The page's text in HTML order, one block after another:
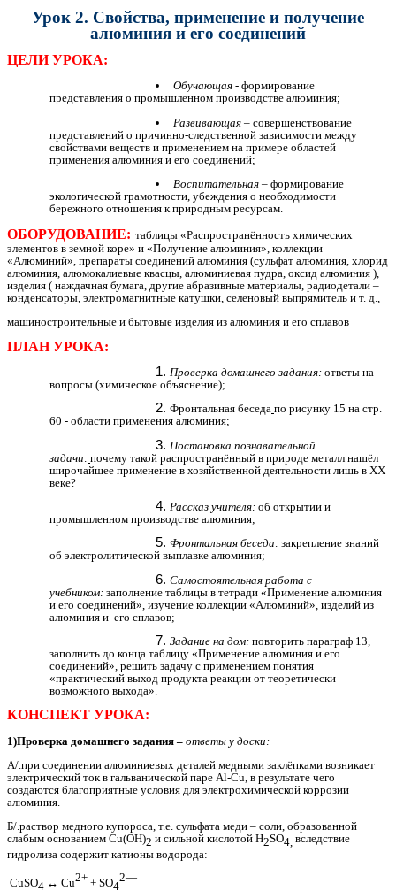
Урок 2. Свойства, применение и получение
алюминия и его соединений
ЦЕЛИ УРОКА:
Обучающая - формирование
представления о промышленном производстве алюминия;
Развивающая – совершенствование
представлений о причинно-следственной зависимости между
свойствами веществ и применением на примере областей
применения алюминия и его соединений;
Воспитательная – формирование
экологической грамотности, убеждения о необходимости
бережного отношения к природным ресурсам.
ОБОРУДОВАНИЕ: таблицы «Распространённость химических
элементов в земной коре» и «Получение алюминия», коллекции
«Алюминий», препараты соединений алюминия (сульфат алюминия, хлорид
алюминия, алюмокалиевые квасцы, алюминиевая пудра, оксид алюминия ),
изделия ( наждачная бумага, другие абразивные материалы, радиодетали –
конденсаторы, электромагнитные катушки, селеновый выпрямитель и т. д.,
машиностроительные и бытовые изделия из алюминия и его сплавов
ПЛАН УРОКА:
Проверка домашнего задания: ответы на
вопросы (химическое объяснение);
Фронтальная беседа по рисунку 15 на стр.
60 - области применения алюминия;
Постановка познавательной
задачи: почему такой распространённый в природе металл нашёл
широчайшее применение в хозяйственной деятельности лишь в ХХ
веке?
Рассказ учителя: об открытии и
промышленном производстве алюминия;
Фронтальная беседа: закрепление знаний
об электролитической выплавке алюминия;
Самостоятельная работа с
учебником: заполнение таблицы в тетради «Применение алюминия
и его соединений», изучение коллекции «Алюминий», изделий из
алюминия и его сплавов;
Задание на дом: повторить параграф 13,
заполнить до конца таблицу «Применение алюминия и его
соединений», решить задачу с применением понятия
«практический выход продукта реакции от теоретически
возможного выхода».
КОНСПЕКТ УРОКА:
1)Проверка домашнего задания – ответы у доски:
А/.при соединении алюминиевых деталей медными заклёпками возникает
электрический ток в гальванической паре Al-Cu, в результате чего
создаются благоприятные условия для электрохимической коррозии
алюминия.
Б/.раствор медного купороса, т.е. сульфата меди – соли, образованной
слабым основанием Cu(OH)2 и сильной кислотой H2SO4, вследствие
гидролиза содержит катионы водорода:
CuSO4 ↔ Cu2+ + SO4
2—